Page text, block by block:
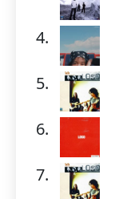
4.
5.
6.
7.